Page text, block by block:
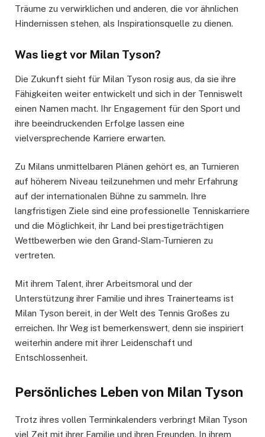
Träume zu verwirklichen und anderen, die vor ähnlichen
Hindernissen stehen, als Inspirationsquelle zu dienen.
Was liegt vor Milan Tyson?
Die Zukunft sieht für Milan Tyson rosig aus, da sie ihre
Fähigkeiten weiter entwickelt und sich in der Tenniswelt
einen Namen macht. Ihr Engagement für den Sport und
ihre beeindruckenden Erfolge lassen eine
vielversprechende Karriere erwarten.
Zu Milans unmittelbaren Plänen gehört es, an Turnieren
auf höherem Niveau teilzunehmen und mehr Erfahrung
auf der internationalen Bühne zu sammeln. Ihre
langfristigen Ziele sind eine professionelle Tenniskarriere
und die Möglichkeit, ihr Land bei prestigeträchtigen
Wettbewerben wie den Grand-Slam-Turnieren zu
vertreten.
Mit ihrem Talent, ihrer Arbeitsmoral und der
Unterstützung ihrer Familie und ihres Trainerteams ist
Milan Tyson bereit, in der Welt des Tennis Großes zu
erreichen. Ihr Weg ist bemerkenswert, denn sie inspiriert
weiterhin andere mit ihrer Leidenschaft und
Entschlossenheit.
Persönliches Leben von Milan Tyson
Trotz ihres vollen Terminkalenders verbringt Milan Tyson
viel Zeit mit ihrer Familie und ihren Freunden. In ihrem